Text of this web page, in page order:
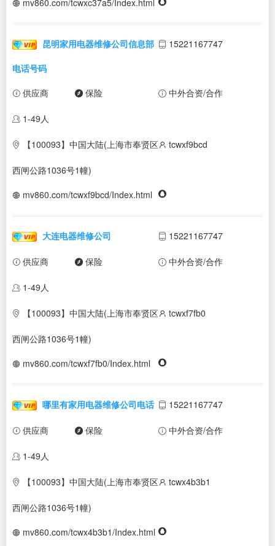
昆明家用电器维修公司信息部
电话号码
15221167747
供应商 保险 中外合资/合作
1-49人
【100093】中国大陆(上海市奉贤区
西闸公路1036号1幢)
tcwxf9bcd
mv860.com/tcwxf9bcd/Index.html
大连电器维修公司 15221167747
供应商 保险 中外合资/合作
1-49人
【100093】中国大陆(上海市奉贤区
西闸公路1036号1幢)
tcwxf7fb0
mv860.com/tcwxf7fb0/Index.html
哪里有家用电器维修公司电话 15221167747
供应商 保险 中外合资/合作
1-49人
【100093】中国大陆(上海市奉贤区
西闸公路1036号1幢)
tcwx4b3b1
mv860.com/tcwx4b3b1/Index.html